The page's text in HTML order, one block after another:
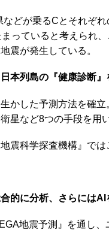
どが乗るCとそれぞ
っていると考えられ
震が発生している。
本列島の『健康診断
かした予測方法を確
星など8つの手段を用
震科学探査機構』では
的に分析、さらには
地震予測』を通し、